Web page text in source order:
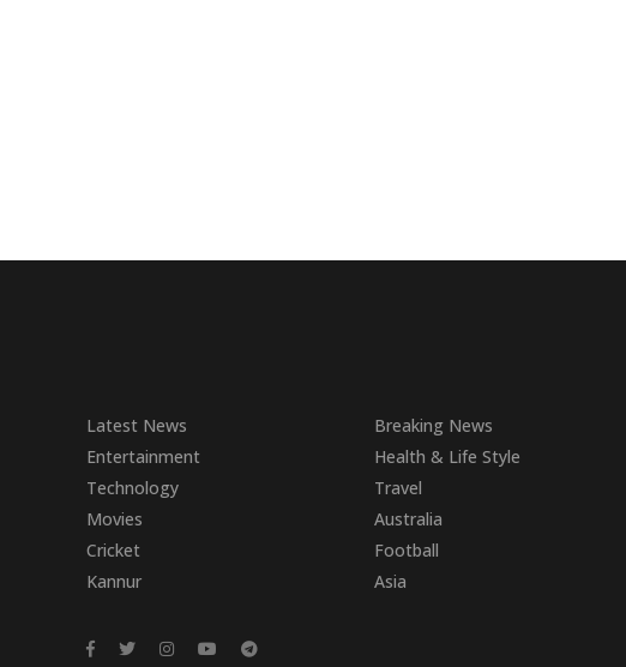
Latest News Breaking News
Entertainment
Health & Life Style
Technology
Travel
Movies
Australia
Cricket
Football
Kannur
Asia